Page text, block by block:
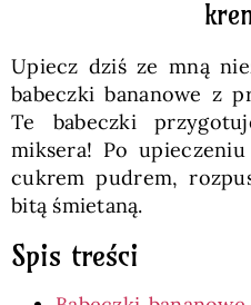
Upiecz dziś ze mną
babeczki bananowe z
Te babeczki
miksera! Po
cukrem pudrem,
bitą śmietaną.
Spis treści